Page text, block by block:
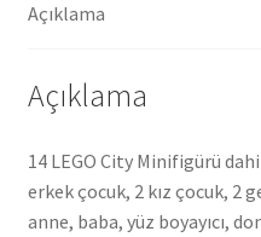
Açıklama
Açıklama
14 LEGO City Minifigürü
erkek çocuk, 2 kız çocuk, 2
anne, baba, yüz boyayıcı,